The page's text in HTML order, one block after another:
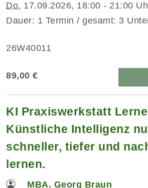
Do. 17.09.2026, 18:00 - 21:00
Dauer: 1 Termin / gesamt: 3
26W40011
89,00 €
KI Praxiswerkstatt
Künstliche Intelligenz
schneller, tiefer und
lernen.
MBA. Georg Braun